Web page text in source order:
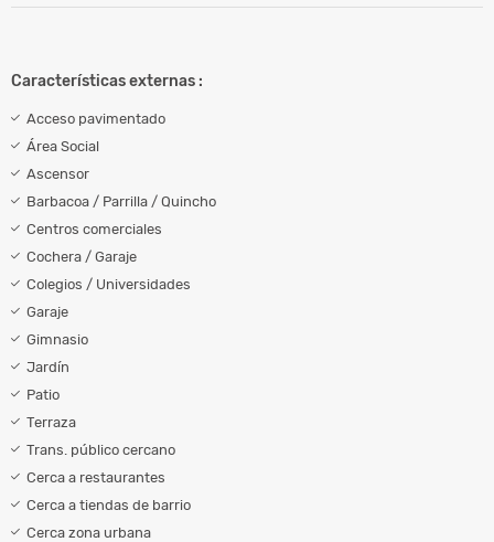
Características externas :
Acceso pavimentado
Área Social
Ascensor
Barbacoa / Parrilla / Quincho
Centros comerciales
Cochera / Garaje
Colegios / Universidades
Garaje
Gimnasio
Jardín
Patio
Terraza
Trans. público cercano
Cerca a restaurantes
Cerca a tiendas de barrio
Cerca zona urbana